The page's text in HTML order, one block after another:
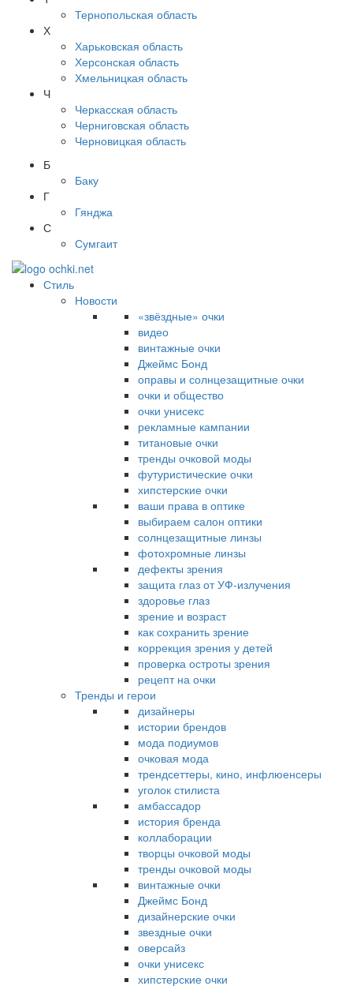
Тернопольская область
Х
Харьковская область
Херсонская область
Хмельницкая область
Ч
Черкасская область
Черниговская область
Черновицкая область
Б
Баку
Г
Гянджа
С
Сумгаит
Стиль
Новости
«звёздные» очки
видео
винтажные очки
Джеймс Бонд
оправы и солнцезащитные очки
очки и общество
очки унисекс
рекламные кампании
титановые очки
тренды очковой моды
футуристические очки
хипстерские очки
ваши права в оптике
выбираем салон оптики
солнцезащитные линзы
фотохромные линзы
дефекты зрения
защита глаз от УФ-излучения
здоровье глаз
зрение и возраст
как сохранить зрение
коррекция зрения у детей
проверка остроты зрения
рецепт на очки
Тренды и герои
дизайнеры
истории брендов
мода подиумов
очковая мода
трендсеттеры, кино, инфлюенсеры
уголок стилиста
амбассадор
история бренда
коллаборации
творцы очковой моды
тренды очковой моды
винтажные очки
Джеймс Бонд
дизайнерские очки
звездные очки
оверсайз
очки унисекс
хипстерские очки